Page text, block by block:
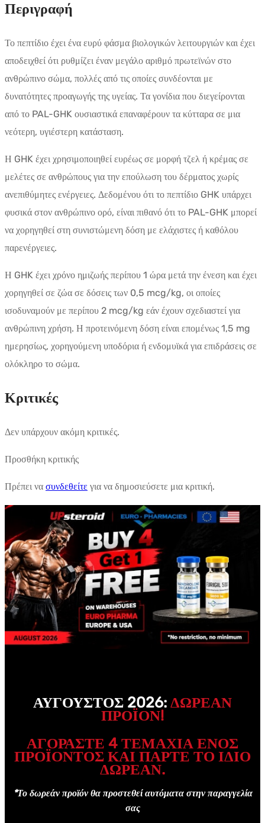
Περιγραφή
Το πεπτίδιο έχει ένα ευρύ φάσμα βιολογικών λειτουργιών και έχει
αποδειχθεί ότι ρυθμίζει έναν μεγάλο αριθμό πρωτεϊνών στο
ανθρώπινο σώμα, πολλές από τις οποίες συνδέονται με
δυνατότητες προαγωγής της υγείας. Τα γονίδια που διεγείρονται
από το PAL-GHK ουσιαστικά επαναφέρουν τα κύτταρα σε μια
νεότερη, υγιέστερη κατάσταση.
Η GHK έχει χρησιμοποιηθεί ευρέως σε μορφή τζελ ή κρέμας σε
μελέτες σε ανθρώπους για την επούλωση του δέρματος χωρίς
ανεπιθύμητες ενέργειες. Δεδομένου ότι το πεπτίδιο GHK υπάρχει
φυσικά στον ανθρώπινο ορό, είναι πιθανό ότι το PAL-GHK μπορεί
να χορηγηθεί στη συνιστώμενη δόση με ελάχιστες ή καθόλου
παρενέργειες.
Η GHK έχει χρόνο ημιζωής περίπου 1 ώρα μετά την ένεση και έχει
χορηγηθεί σε ζώα σε δόσεις των 0,5 mcg/kg, οι οποίες
ισοδυναμούν με περίπου 2 mcg/kg εάν έχουν σχεδιαστεί για
ανθρώπινη χρήση. Η προτεινόμενη δόση είναι επομένως 1,5 mg
ημερησίως, χορηγούμενη υποδόρια ή ενδομυϊκά για επιδράσεις σε
ολόκληρο το σώμα.
Κριτικές
Δεν υπάρχουν ακόμη κριτικές.
Προσθήκη κριτικής
Πρέπει να συνδεθείτε για να δημοσιεύσετε μια κριτική.
ΑΎΓΟΥΣΤΟΣ 2026: ΔΩΡΕΑΝ
ΠΡΟΪΌΝ!
ΑΓΟΡΆΣΤΕ 4 ΤΕΜΆΧΙΑ ΕΝΌΣ
ΠΡΟΪΌΝΤΟΣ ΚΑΙ ΠΆΡΤΕ ΤΟ ΊΔΙΟ
ΔΩΡΕΑΝ.
*Το δωρεάν προϊόν θα προστεθεί αυτόματα στην παραγγελία
σας